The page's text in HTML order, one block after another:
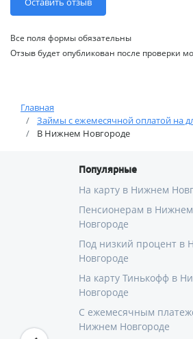
Все поля формы обязательны
Отзыв будет опубликован после проверки
Главная
Займы с ежемесячной оплатой на
В Нижнем Новгороде
Популярные
На карту в Нижнем
Пенсионерам в Нижнем
Новгороде
Под низкий процент в
Новгороде
На карту Тинькофф в
Новгороде
С ежемесячным
Нижнем Новгороде